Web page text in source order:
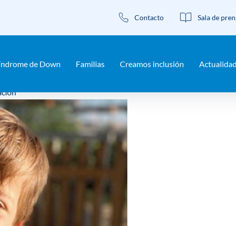
de Down Familias Creamos inclusión Actualidad
Contacto Sala de
necesario que cambie el